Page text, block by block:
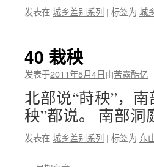
发表在城乡差别系列 | 标签为 城
40 栽秧
发表于2011年5月4日由苦露酷亿
北部说“莳秧”，
秧”都说。 南部
发表在城乡差别系列 | 标签为 东